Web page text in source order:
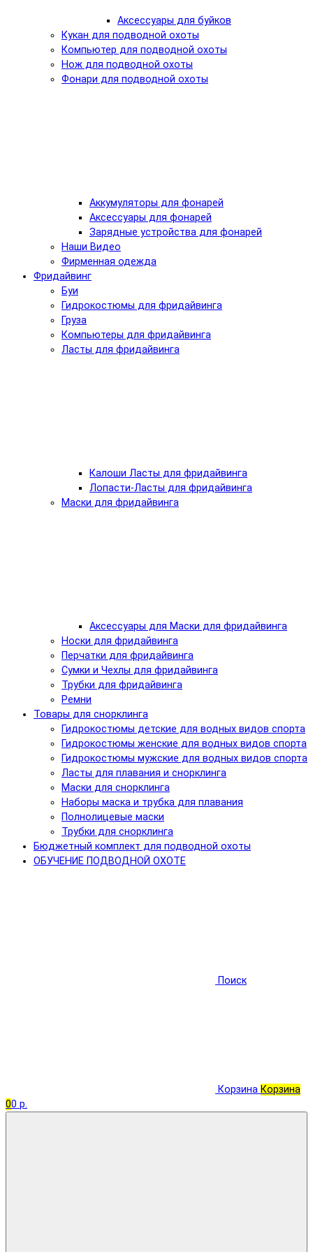
Аксессуары для буйков
Кукан для подводной охоты
Компьютер для подводной охоты
Нож для подводной охоты
Фонари для подводной охоты
Аккумуляторы для фонарей
Аксессуары для фонарей
Зарядные устройства для фонарей
Наши Видео
Фирменная одежда
Фридайвинг
Буи
Гидрокостюмы для фридайвинга
Груза
Компьютеры для фридайвинга
Ласты для фридайвинга
Калоши Ласты для фридайвинга
Лопасти-Ласты для фридайвинга
Маски для фридайвинга
Аксессуары для Маски для фридайвинга
Носки для фридайвинга
Перчатки для фридайвинга
Сумки и Чехлы для фридайвинга
Трубки для фридайвинга
Ремни
Товары для снорклинга
Гидрокостюмы детские для водных видов спорта
Гидрокостюмы женские для водных видов спорта
Гидрокостюмы мужские для водных видов спорта
Ласты для плавания и снорклинга
Маски для снорклинга
Наборы маска и трубка для плавания
Полнолицевые маски
Трубки для снорклинга
Бюджетный комплект для подводной охоты
ОБУЧЕНИЕ ПОДВОДНОЙ ОХОТЕ
Поиск
Корзина Корзина
00 р.